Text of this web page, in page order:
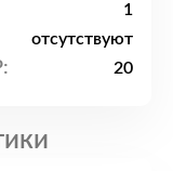
1
отсутствуют
20